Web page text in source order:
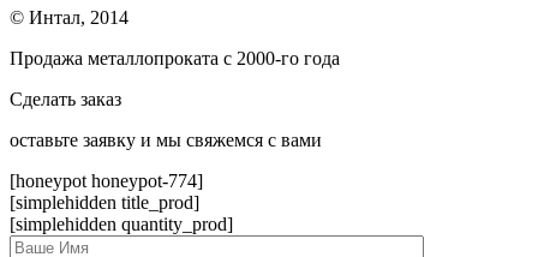
© Интал, 2014
Продажа металлопроката с 2000-го года
Сделать заказ
оcтавьте заявку и мы свяжемся с вами
[honeypot honeypot-774]
[simplehidden title_prod]
[simplehidden quantity_prod]